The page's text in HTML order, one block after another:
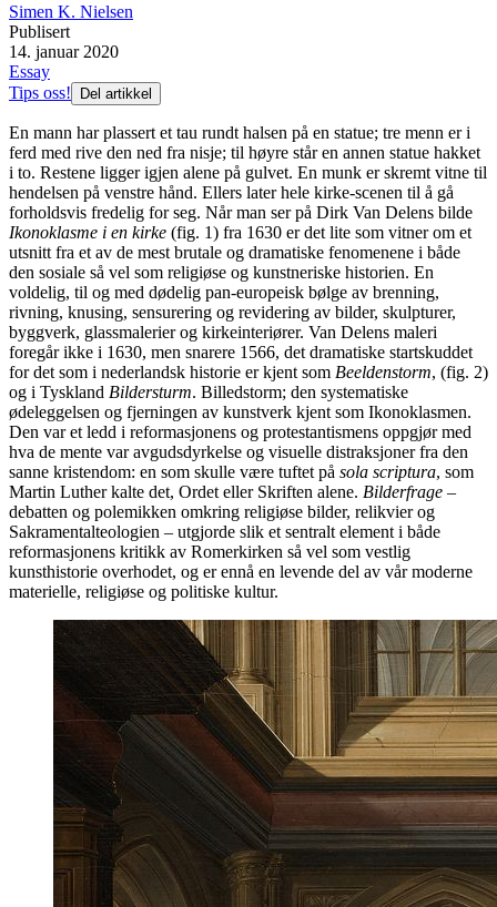
Simen K. Nielsen
Publisert
14. januar 2020
Essay
Tips oss!
Del artikkel
En mann har plassert et tau rundt halsen på en statue; tre menn er i
ferd med rive den ned fra nisje; til høyre står en annen statue hakket
i to. Restene ligger igjen alene på gulvet. En munk er skremt vitne til
hendelsen på venstre hånd. Ellers later hele kirke-scenen til å gå
forholdsvis fredelig for seg. Når man ser på Dirk Van Delens bilde
Ikonoklasme i en kirke (fig. 1) fra 1630 er det lite som vitner om et
utsnitt fra et av de mest brutale og dramatiske fenomenene i både
den sosiale så vel som religiøse og kunstneriske historien. En
voldelig, til og med dødelig pan-europeisk bølge av brenning,
rivning, knusing, sensurering og revidering av bilder, skulpturer,
byggverk, glassmalerier og kirkeinteriører. Van Delens maleri
foregår ikke i 1630, men snarere 1566, det dramatiske startskuddet
for det som i nederlandsk historie er kjent som Beeldenstorm, (fig. 2)
og i Tyskland Bildersturm. Billedstorm; den systematiske
ødeleggelsen og fjerningen av kunstverk kjent som Ikonoklasmen.
Den var et ledd i reformasjonens og protestantismens oppgjør med
hva de mente var avgudsdyrkelse og visuelle distraksjoner fra den
sanne kristendom: en som skulle være tuftet på sola scriptura, som
Martin Luther kalte det, Ordet eller Skriften alene. Bilderfrage –
debatten og polemikken omkring religiøse bilder, relikvier og
Sakramentalteologien – utgjorde slik et sentralt element i både
reformasjonens kritikk av Romerkirken så vel som vestlig
kunsthistorie overhodet, og er ennå en levende del av vår moderne
materielle, religiøse og politiske kultur.